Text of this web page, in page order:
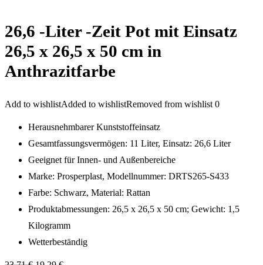
26,6 -Liter -Zeit Pot mit Einsatz
26,5 x 26,5 x 50 cm in
Anthrazitfarbe
Add to wishlistAdded to wishlistRemoved from wishlist 0
Herausnehmbarer Kunststoffeinsatz
Gesamtfassungsvermögen: 11 Liter, Einsatz: 26,6 Liter
Geeignet für Innen- und Außenbereiche
Marke: Prosperplast, Modellnummer: DRTS265-S433
Farbe: Schwarz, Material: Rattan
Produktabmessungen: 26,5 x 26,5 x 50 cm; Gewicht: 1,5
Kilogramm
Wetterbeständig